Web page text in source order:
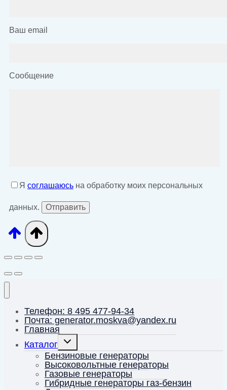
Ваш email
Сообщение
Я соглашаюсь на обработку моих персональных
данных.
Телефон: 8 495 477-94-34
Почта: generator.moskva@yandex.ru
Главная
Каталог
Переключить
меню
Бензиновые генераторы
Высоковольтные генераторы
Газовые генераторы
Гибридные генераторы газ-бензин